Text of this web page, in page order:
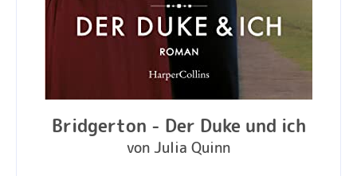
Bridgerton - Der Duke und ich
von Julia Quinn